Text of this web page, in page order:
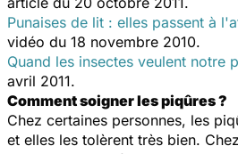
Punaises de lit : elles passent à
vidéo du 18 novembre 2010.
Quand les insectes veulent notre
avril 2011.
Comment soigner les piqûres ?
Chez certaines personnes, les
et elles les tolèrent très bien.